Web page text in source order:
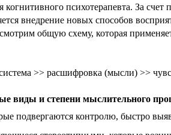
психотерапевта. За счет
внедрение новых способов
общую схему, которая
>> расшифровка (мысли) >>
виды и степени мыслительного
подвергаются контролю, быстро